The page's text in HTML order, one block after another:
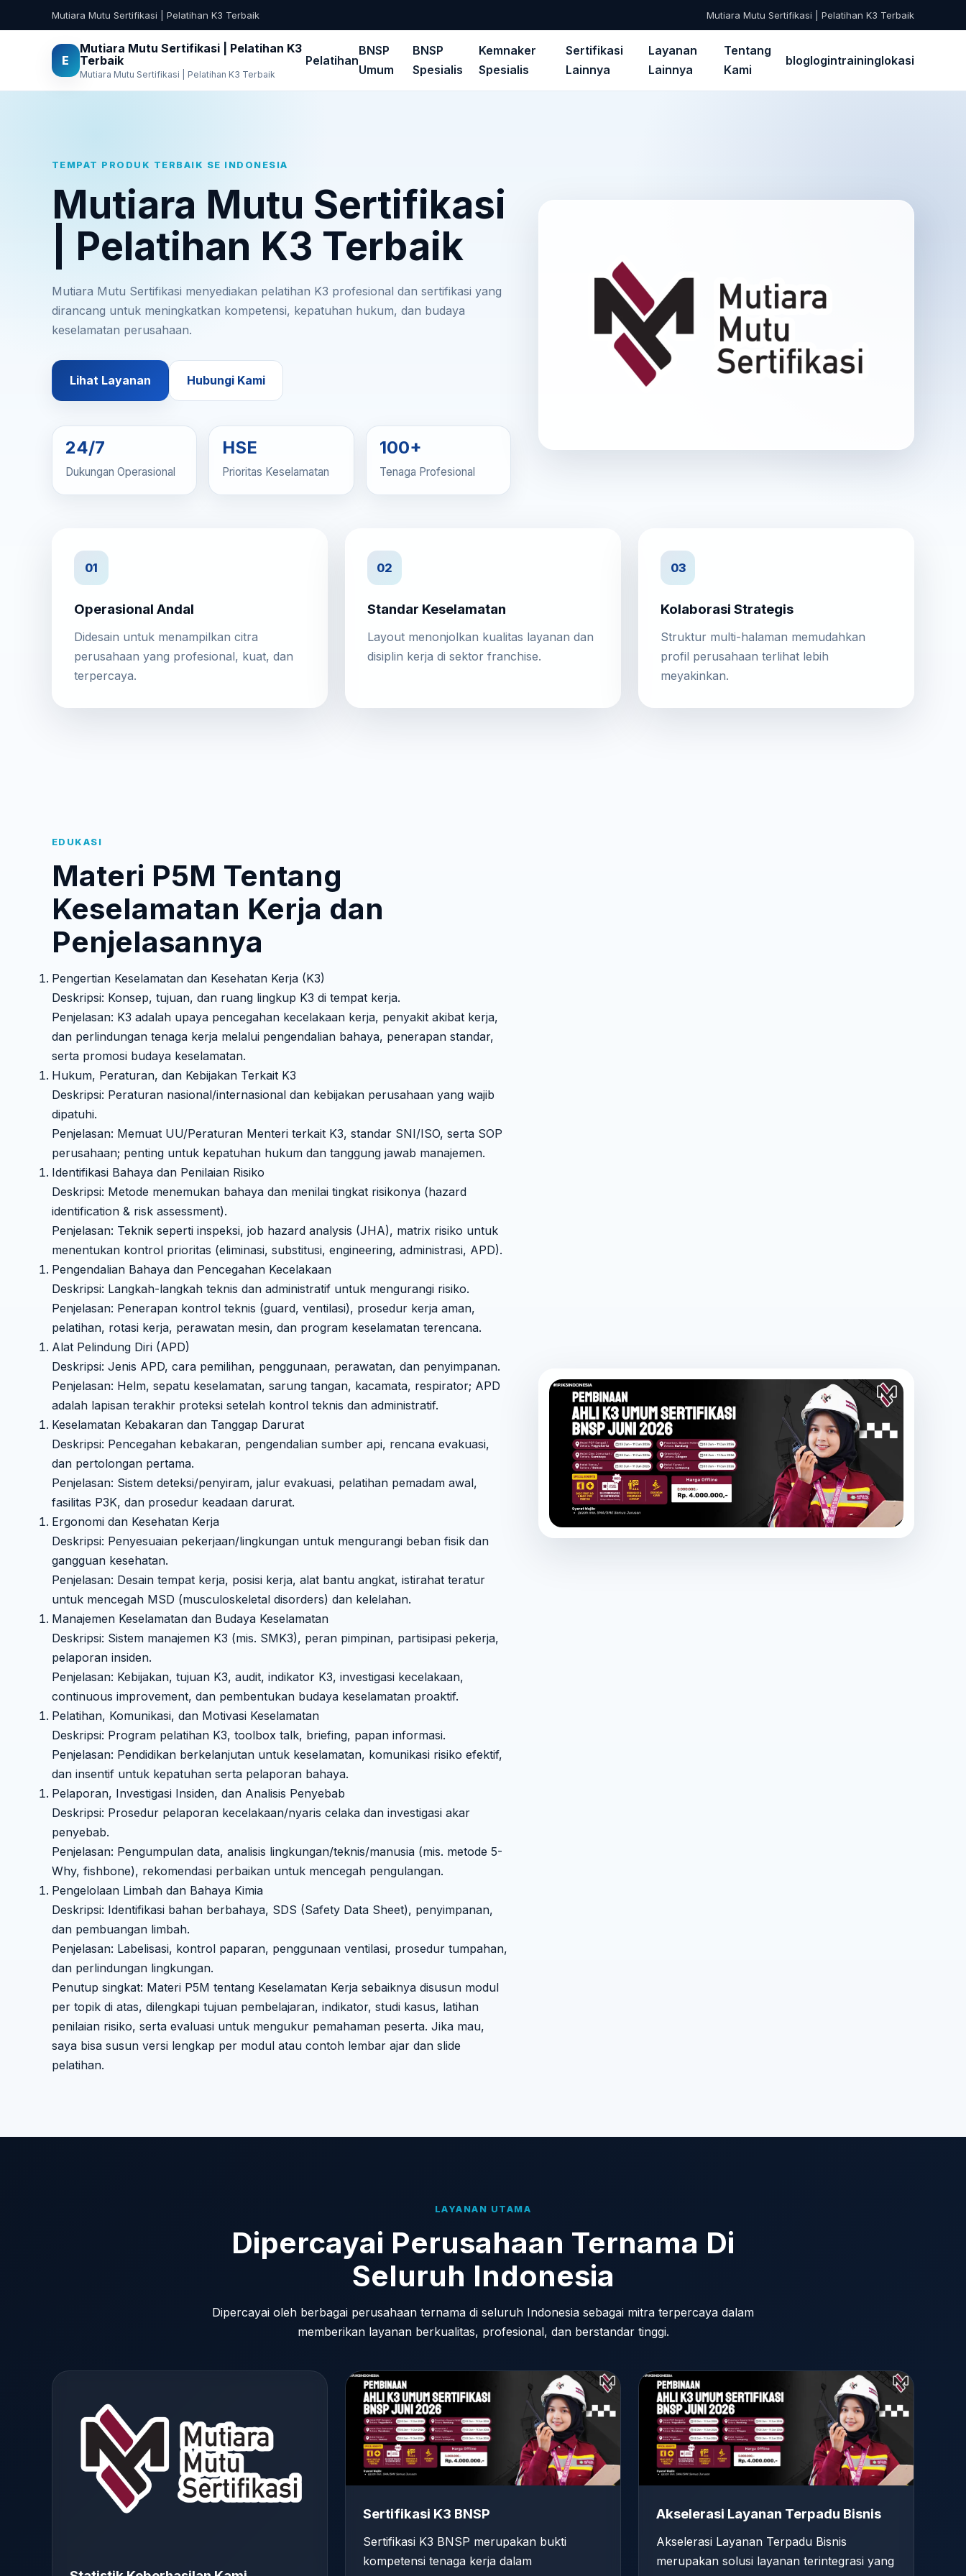
Mutiara Mutu Sertifikasi | Pelatihan K3 Terbaik Mutiara Mutu Sertifikasi | Pelatihan K3 Terbaik
E
Mutiara Mutu Sertifikasi | Pelatihan K3
Terbaik
Mutiara Mutu Sertifikasi | Pelatihan K3 Terbaik
Pelatihan
BNSP
Umum
BNSP
Spesialis
Kemnaker
Spesialis
Sertifikasi
Lainnya
Layanan
Lainnya
Tentang
Kami
bloglogintraininglokasi
TEMPAT PRODUK TERBAIK SE INDONESIA
Mutiara Mutu Sertifikasi
| Pelatihan K3 Terbaik
Mutiara Mutu Sertifikasi menyediakan pelatihan K3 profesional dan sertifikasi yang
dirancang untuk meningkatkan kompetensi, kepatuhan hukum, dan budaya
keselamatan perusahaan.
Lihat Layanan Hubungi Kami
24/7
Dukungan Operasional
HSE
Prioritas Keselamatan
100+
Tenaga Profesional
01
Operasional Andal
Didesain untuk menampilkan citra
perusahaan yang profesional, kuat, dan
terpercaya.
02
Standar Keselamatan
Layout menonjolkan kualitas layanan dan
disiplin kerja di sektor franchise.
03
Kolaborasi Strategis
Struktur multi-halaman memudahkan
profil perusahaan terlihat lebih
meyakinkan.
EDUKASI
Materi P5M Tentang
Keselamatan Kerja dan
Penjelasannya
Pengertian Keselamatan dan Kesehatan Kerja (K3)
Deskripsi: Konsep, tujuan, dan ruang lingkup K3 di tempat kerja.
Penjelasan: K3 adalah upaya pencegahan kecelakaan kerja, penyakit akibat kerja,
dan perlindungan tenaga kerja melalui pengendalian bahaya, penerapan standar,
serta promosi budaya keselamatan.
Hukum, Peraturan, dan Kebijakan Terkait K3
Deskripsi: Peraturan nasional/internasional dan kebijakan perusahaan yang wajib
dipatuhi.
Penjelasan: Memuat UU/Peraturan Menteri terkait K3, standar SNI/ISO, serta SOP
perusahaan; penting untuk kepatuhan hukum dan tanggung jawab manajemen.
Identifikasi Bahaya dan Penilaian Risiko
Deskripsi: Metode menemukan bahaya dan menilai tingkat risikonya (hazard
identification & risk assessment).
Penjelasan: Teknik seperti inspeksi, job hazard analysis (JHA), matrix risiko untuk
menentukan kontrol prioritas (eliminasi, substitusi, engineering, administrasi, APD).
Pengendalian Bahaya dan Pencegahan Kecelakaan
Deskripsi: Langkah-langkah teknis dan administratif untuk mengurangi risiko.
Penjelasan: Penerapan kontrol teknis (guard, ventilasi), prosedur kerja aman,
pelatihan, rotasi kerja, perawatan mesin, dan program keselamatan terencana.
Alat Pelindung Diri (APD)
Deskripsi: Jenis APD, cara pemilihan, penggunaan, perawatan, dan penyimpanan.
Penjelasan: Helm, sepatu keselamatan, sarung tangan, kacamata, respirator; APD
adalah lapisan terakhir proteksi setelah kontrol teknis dan administratif.
Keselamatan Kebakaran dan Tanggap Darurat
Deskripsi: Pencegahan kebakaran, pengendalian sumber api, rencana evakuasi,
dan pertolongan pertama.
Penjelasan: Sistem deteksi/penyiram, jalur evakuasi, pelatihan pemadam awal,
fasilitas P3K, dan prosedur keadaan darurat.
Ergonomi dan Kesehatan Kerja
Deskripsi: Penyesuaian pekerjaan/lingkungan untuk mengurangi beban fisik dan
gangguan kesehatan.
Penjelasan: Desain tempat kerja, posisi kerja, alat bantu angkat, istirahat teratur
untuk mencegah MSD (musculoskeletal disorders) dan kelelahan.
Manajemen Keselamatan dan Budaya Keselamatan
Deskripsi: Sistem manajemen K3 (mis. SMK3), peran pimpinan, partisipasi pekerja,
pelaporan insiden.
Penjelasan: Kebijakan, tujuan K3, audit, indikator K3, investigasi kecelakaan,
continuous improvement, dan pembentukan budaya keselamatan proaktif.
Pelatihan, Komunikasi, dan Motivasi Keselamatan
Deskripsi: Program pelatihan K3, toolbox talk, briefing, papan informasi.
Penjelasan: Pendidikan berkelanjutan untuk keselamatan, komunikasi risiko efektif,
dan insentif untuk kepatuhan serta pelaporan bahaya.
Pelaporan, Investigasi Insiden, dan Analisis Penyebab
Deskripsi: Prosedur pelaporan kecelakaan/nyaris celaka dan investigasi akar
penyebab.
Penjelasan: Pengumpulan data, analisis lingkungan/teknis/manusia (mis. metode 5-
Why, fishbone), rekomendasi perbaikan untuk mencegah pengulangan.
Pengelolaan Limbah dan Bahaya Kimia
Deskripsi: Identifikasi bahan berbahaya, SDS (Safety Data Sheet), penyimpanan,
dan pembuangan limbah.
Penjelasan: Labelisasi, kontrol paparan, penggunaan ventilasi, prosedur tumpahan,
dan perlindungan lingkungan.
Penutup singkat: Materi P5M tentang Keselamatan Kerja sebaiknya disusun modul
per topik di atas, dilengkapi tujuan pembelajaran, indikator, studi kasus, latihan
penilaian risiko, serta evaluasi untuk mengukur pemahaman peserta. Jika mau,
saya bisa susun versi lengkap per modul atau contoh lembar ajar dan slide
pelatihan.
LAYANAN UTAMA
Dipercayai Perusahaan Ternama Di
Seluruh Indonesia
Dipercayai oleh berbagai perusahaan ternama di seluruh Indonesia sebagai mitra terpercaya dalam
memberikan layanan berkualitas, profesional, dan berstandar tinggi.
Sertifikasi K3 BNSP
Sertifikasi K3 BNSP merupakan bukti
kompetensi tenaga kerja dalam
Akselerasi Layanan Terpadu Bisnis
Akselerasi Layanan Terpadu Bisnis
merupakan solusi layanan terintegrasi yang